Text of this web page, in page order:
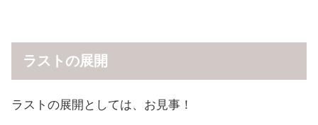
ラストの展開
ラストの展開としては、お見事！